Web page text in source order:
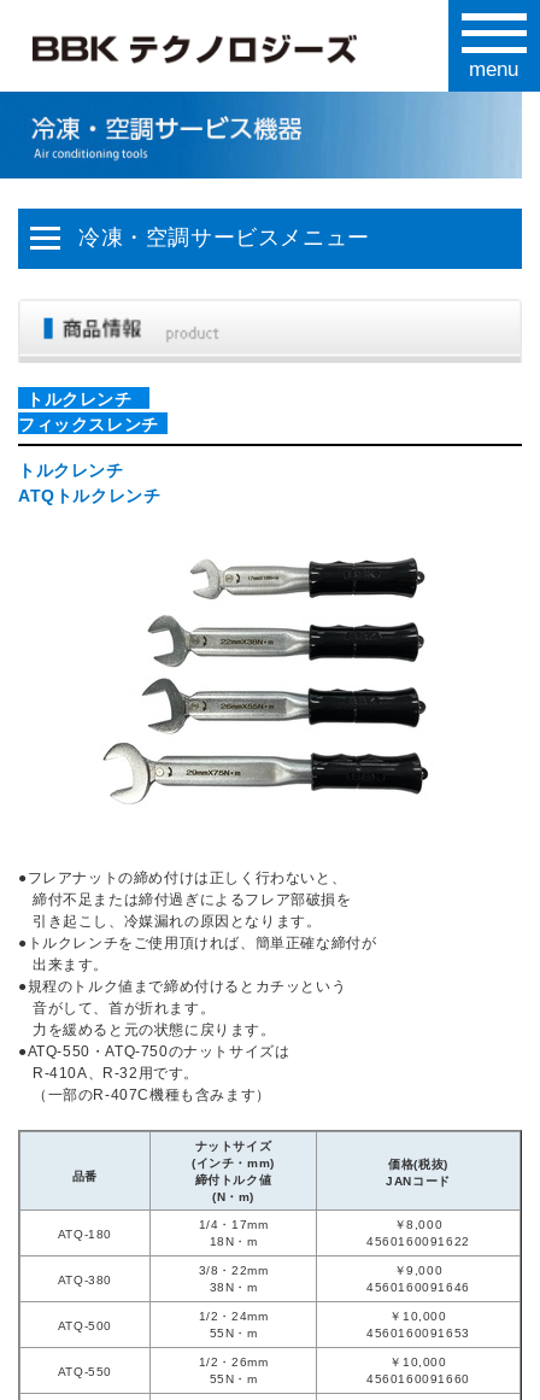
冷凍・空調サービスメニュー
トルクレンチ
フィックスレンチ
トルクレンチ
ATQトルクレンチ
●フレアナットの締め付けは正しく行わないと、
締付不足または締付過ぎによるフレア部破損を
引き起こし、冷媒漏れの原因となります。
●トルクレンチをご使用頂ければ、簡単正確な締付が
出来ます。
●規程のトルク値まで締め付けるとカチッという
音がして、首が折れます。
力を緩めると元の状態に戻ります。
●ATQ-550・ATQ-750のナットサイズは
R-410A、R-32用です。
（一部のR-407C機種も含みます）
品番
ナットサイズ
(インチ・mm)
締付トルク値
(N・m)
価格(税抜)
JANコード
ATQ-180
1/4・17mm
18N・m
￥8,000
4560160091622
ATQ-380
3/8・22mm
38N・m
￥9,000
4560160091646
ATQ-500
1/2・24mm
55N・m
￥10,000
4560160091653
ATQ-550
1/2・26mm
55N・m
￥10,000
4560160091660